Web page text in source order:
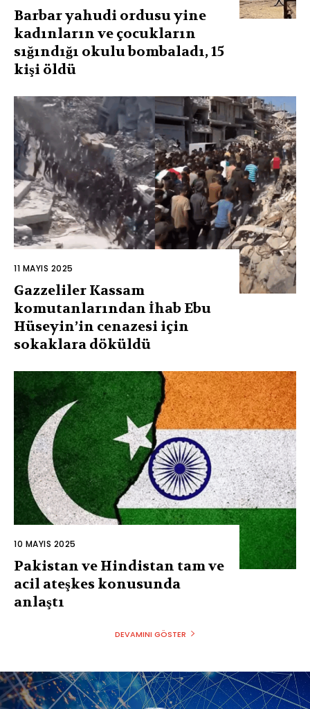
Barbar yahudi ordusu yine
kadınların ve çocukların
sığındığı okulu bombaladı, 15
kişi öldü
11 MAYIS 2025
Gazzeliler Kassam
komutanlarından İhab Ebu
Hüseyin’in cenazesi için
sokaklara döküldü
10 MAYIS 2025
Pakistan ve Hindistan tam ve
acil ateşkes konusunda
anlaştı
DEVAMINI GÖSTER